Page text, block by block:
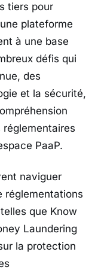
tiers pour
plateforme
à une base
défis qui
des
et la sécurité,
PaaP.
naviguer
réglementations
que Know
Laundering
la protection